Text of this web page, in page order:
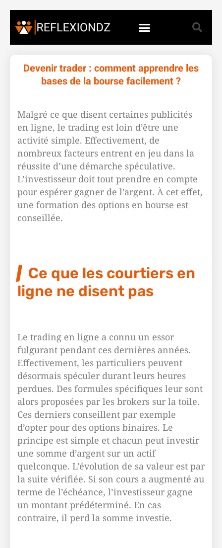
Devenir trader : comment apprendre les
bases de la bourse facilement ?
Malgré ce que disent certaines publicités
en ligne, le trading est loin d’être une
activité simple. Effectivement, de
nombreux facteurs entrent en jeu dans la
réussite d’une démarche spéculative.
L’investisseur doit tout prendre en compte
pour espérer gagner de l’argent. À cet effet,
une formation des options en bourse est
conseillée.
Ce que les courtiers en
ligne ne disent pas
Le trading en ligne a connu un essor
fulgurant pendant ces dernières années.
Effectivement, les particuliers peuvent
désormais spéculer durant leurs heures
perdues. Des formules spécifiques leur sont
alors proposées par les brokers sur la toile.
Ces derniers conseillent par exemple
d’opter pour des options binaires. Le
principe est simple et chacun peut investir
une somme d’argent sur un actif
quelconque. L’évolution de sa valeur est par
la suite vérifiée. Si son cours a augmenté au
terme de l’échéance, l’investisseur gagne
un montant prédéterminé. En cas
contraire, il perd la somme investie.